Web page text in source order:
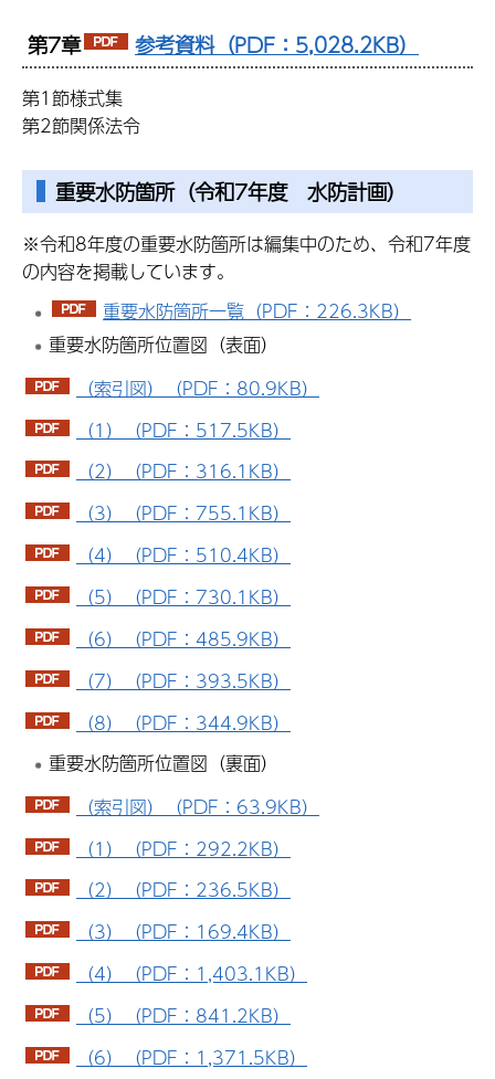
第7章 参考資料（PDF：5,028.2KB）
第1節様式集
第2節関係法令
重要水防箇所（令和7年度 水防計画）
※令和8年度の重要水防箇所は編集中のため、令和7年度
の内容を掲載しています。
重要水防箇所一覧（PDF：226.3KB）
重要水防箇所位置図（表面）
（索引図）（PDF：80.9KB）
（1）（PDF：517.5KB）
（2）（PDF：316.1KB）
（3）（PDF：755.1KB）
（4）（PDF：510.4KB）
（5）（PDF：730.1KB）
（6）（PDF：485.9KB）
（7）（PDF：393.5KB）
（8）（PDF：344.9KB）
重要水防箇所位置図（裏面）
（索引図）（PDF：63.9KB）
（1）（PDF：292.2KB）
（2）（PDF：236.5KB）
（3）（PDF：169.4KB）
（4）（PDF：1,403.1KB）
（5）（PDF：841.2KB）
（6）（PDF：1,371.5KB）